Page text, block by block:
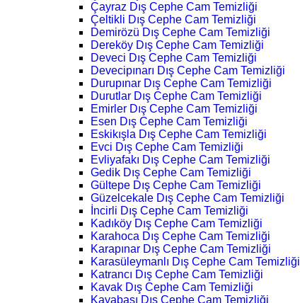
Çayraz Dış Cephe Cam Temizliği
Çeltikli Dış Cephe Cam Temizliği
Demirözü Dış Cephe Cam Temizliği
Dereköy Dış Cephe Cam Temizliği
Deveci Dış Cephe Cam Temizliği
Devecipınarı Dış Cephe Cam Temizliği
Durupınar Dış Cephe Cam Temizliği
Durutlar Dış Cephe Cam Temizliği
Emirler Dış Cephe Cam Temizliği
Esen Dış Cephe Cam Temizliği
Eskikışla Dış Cephe Cam Temizliği
Evci Dış Cephe Cam Temizliği
Evliyafakı Dış Cephe Cam Temizliği
Gedik Dış Cephe Cam Temizliği
Gültepe Dış Cephe Cam Temizliği
Güzelcekale Dış Cephe Cam Temizliği
İncirli Dış Cephe Cam Temizliği
Kadıköy Dış Cephe Cam Temizliği
Karahoca Dış Cephe Cam Temizliği
Karapınar Dış Cephe Cam Temizliği
Karasüleymanlı Dış Cephe Cam Temizliği
Katrancı Dış Cephe Cam Temizliği
Kavak Dış Cephe Cam Temizliği
Kayabaşı Dış Cephe Cam Temizliği